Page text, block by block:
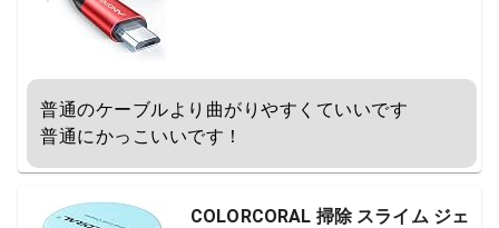
び他の機器に適用可能
普通のケーブルより曲がりやすくていいです
普通にかっこいいです！
COLORCORAL 掃除 スライム ジェ